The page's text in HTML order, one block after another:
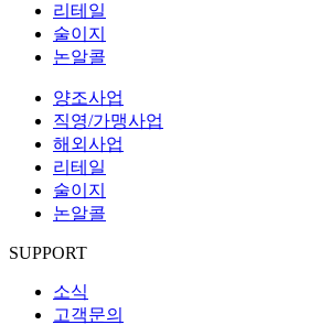
리테일
술이지
논알콜
양조사업
직영/가맹사업
해외사업
리테일
술이지
논알콜
SUPPORT
소식
고객문의